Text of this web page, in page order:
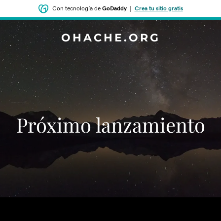
Con tecnología de GoDaddy| Crea tu sitio gratis
OHACHE.ORG
‌‌Próximo lanzamiento